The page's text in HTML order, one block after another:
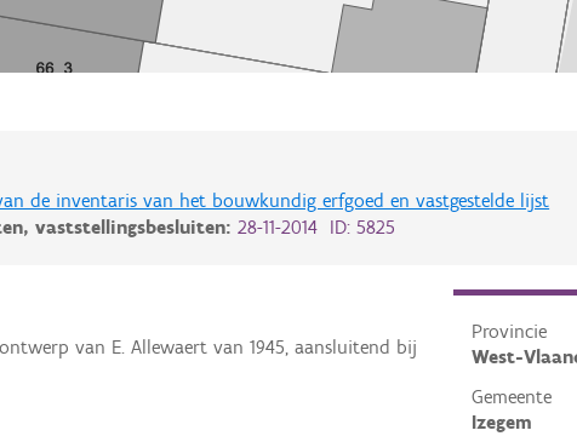
de inventaris van het bouwkundig erfgoed en vastgestelde lijst
vaststellingsbesluiten:28-11-2014 ID: 5825
Provincie
West-
Gemeente
Izegem
van E. Allewaert van 1945, aansluitend bij